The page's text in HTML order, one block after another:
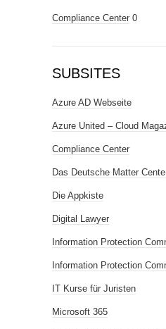
Compliance Center 0
SUBSITES
Azure AD Webseite
Azure United – Cloud
Compliance Center
Das Deutsche Matter
Die Appkiste
Digital Lawyer
Information Protection
Information Protection
IT Kurse für Juristen
Microsoft 365